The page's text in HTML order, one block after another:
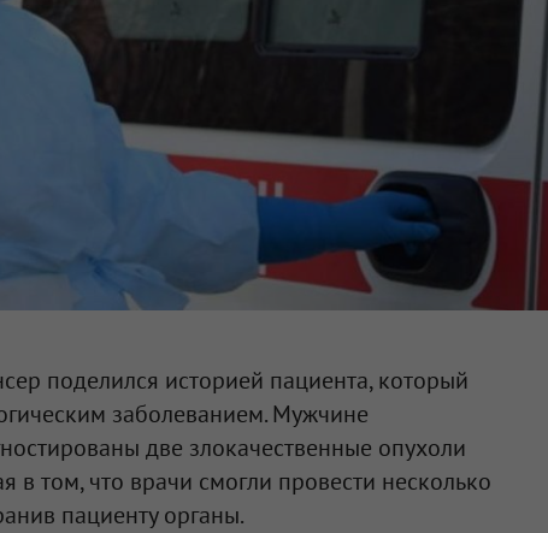
поделился историей пациента, который
заболеванием. Мужчине
две злокачественные опухоли
в том, что врачи смогли провести несколько
пациенту органы.